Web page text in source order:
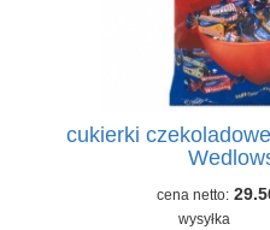
cukierki
cena netto:
wysyłka